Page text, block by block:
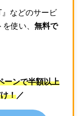
などのサービ
使い、 無料で
ーンで半額以上
！ ／